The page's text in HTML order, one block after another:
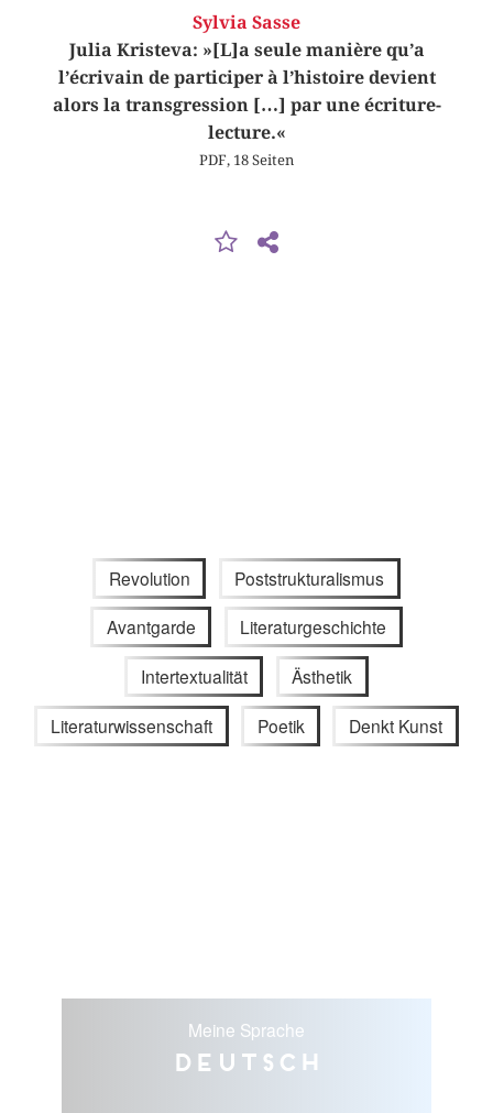
Sylvia Sasse
Julia Kristeva: »[L]a seule manière qu’a
l’écrivain de participer à l’histoire devient
alors la transgression […] par une écriture-
lecture.«
PDF, 18 Seiten
Revolution Poststrukturalismus
Avantgarde Literaturgeschichte
Intertextualität Ästhetik
Literaturwissenschaft Poetik Denkt Kunst
Meine Sprache
Deutsch